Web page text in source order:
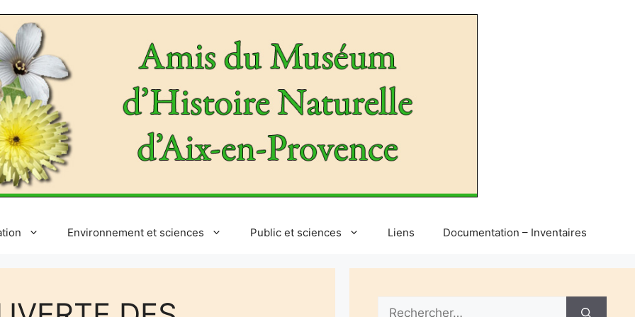
Environnement et sciences Public et sciences Liens Documentation – Inventaires
Rechercher :